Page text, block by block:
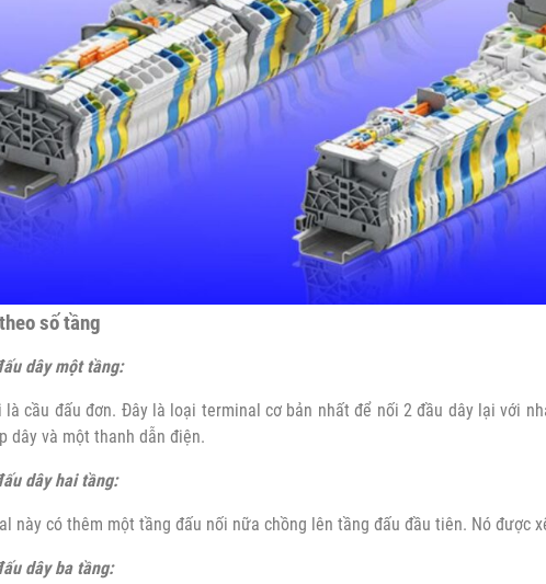
số tầng
dây một tầng:
là cầu đấu đơn. Đây là loại terminal cơ bản nhất để nối 2 đầu dây lại với
dây và một thanh dẫn điện.
dây hai tầng:
này có thêm một tầng đấu nối nữa chồng lên tầng đấu đầu tiên. Nó được
dây ba tầng: